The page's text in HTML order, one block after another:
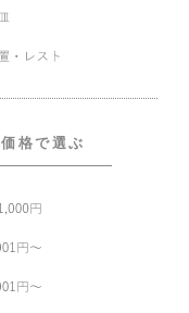
価格で選ぶ